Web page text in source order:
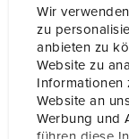
Wir
zu
anbieten zu
Website zu
Website an
Werbung und
Polos
Posição das horas
Hertz